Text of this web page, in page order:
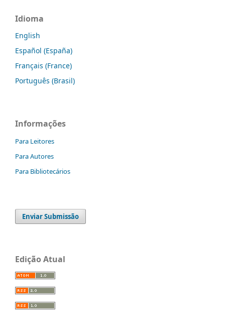
Idioma
English
Español (España)
Français (France)
Português (Brasil)
Informações
Para Leitores
Para Autores
Para Bibliotecários
Enviar Submissão
Edição Atual